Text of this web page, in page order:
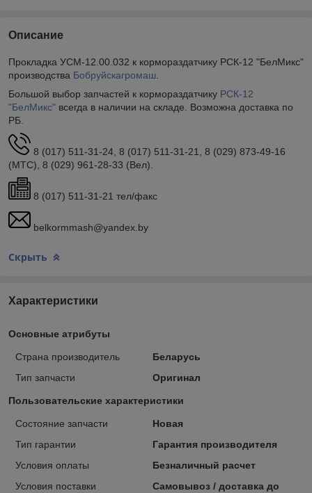
Описание
Прокладка УСМ-12.00.032 к кормораздатчику РСК-12 "БелМикс"
производства Бобруйскагромаш
Большой выбор запчастей к кормораздатчику РСК-12
"БелМикс" всегда в наличии на складе. Возможна доставка по
РБ.
8 (017) 511-31-24, 8 (017) 511-31-21, 8 (029) 873-49-16
(МТС), 8 (029) 961-28-33 (Вел).
8 (017) 511-31-21 тел/факс
belkormmash@yandex.by
Скрыть
Характеристики
Основные атрибуты
Страна производитель
Беларусь
Тип запчасти
Оригинал
Пользовательские характеристики
Состояние запчасти
Новая
Тип гарантии
Гарантия производителя
Условия оплаты
Безналичный расчет
Условия поставки
Самовывоз / доставка до